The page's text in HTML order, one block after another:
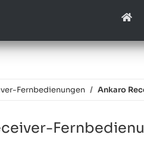
Fernbedienungen Ankaro